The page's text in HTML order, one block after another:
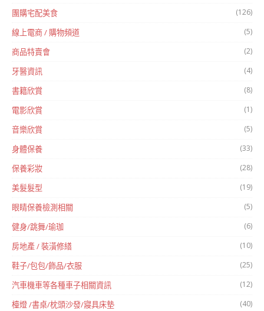
團購宅配美食 (126)
線上電商 / 購物頻道 (5)
商品特賣會 (2)
牙醫資訊 (4)
書籍欣賞 (8)
電影欣賞 (1)
音樂欣賞 (5)
身體保養 (33)
保養彩妝 (28)
美髮髮型 (19)
眼睛保養檢測相關 (5)
健身/跳舞/瑜珈 (6)
房地產 / 裝潢修繕 (10)
鞋子/包包/飾品/衣服 (25)
汽車機車等各種車子相關資訊 (12)
檯燈 /書桌/枕頭沙發/寢具床墊 (40)